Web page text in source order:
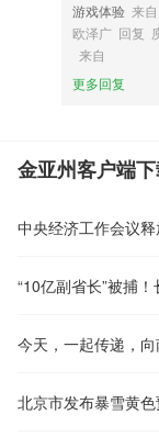
游戏体验 来自
欧泽广 回复
来自
更多回复
金亚州客户端
“10亿副省长”被捕
北京市发布暴雪黄